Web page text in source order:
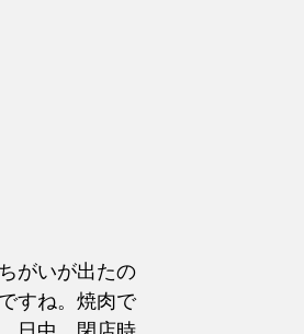
がいが出たの
すね。焼肉で